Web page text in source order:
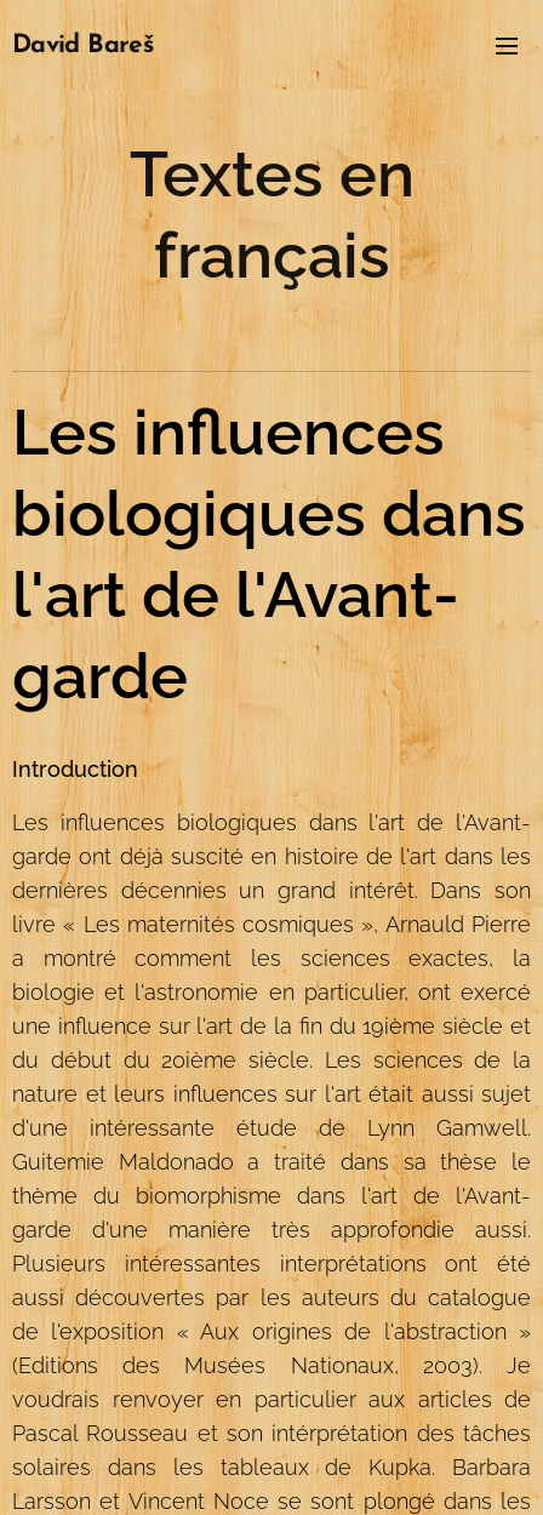
David Bareš
Textes en
français
Les influences
biologiques dans
l'art de l'Avant-
garde
Introduction
Les influences biologiques dans l'art de l'Avant-
garde ont déjà suscité en histoire de l'art dans les
dernières décennies un grand intérêt. Dans son
livre « Les maternités cosmiques », Arnauld Pierre
a montré comment les sciences exactes, la
biologie et l'astronomie en particulier, ont exercé
une influence sur l'art de la fin du 19ième siècle et
du début du 20ième siècle. Les sciences de la
nature et leurs influences sur l'art était aussi sujet
d'une intéressante étude de Lynn Gamwell.
Guitemie Maldonado a traité dans sa thèse le
thème du biomorphisme dans l'art de l'Avant-
garde d'une manière très approfondie aussi.
Plusieurs intéressantes interprétations ont été
aussi découvertes par les auteurs du catalogue
de l'exposition « Aux origines de l'abstraction »
(Editions des Musées Nationaux, 2003). Je
voudrais renvoyer en particulier aux articles de
Pascal Rousseau et son intérprétation des tâches
solaires dans les tableaux de Kupka. Barbara
Larsson et Vincent Noce se sont plongé dans les